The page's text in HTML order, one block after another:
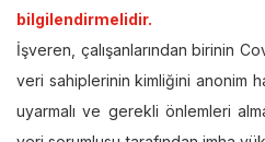
bilgilendirmelidir.
İşveren, çalışanlarından birinin
veri sahiplerinin kimliğini anonim
uyarmalı ve gerekli önlemleri